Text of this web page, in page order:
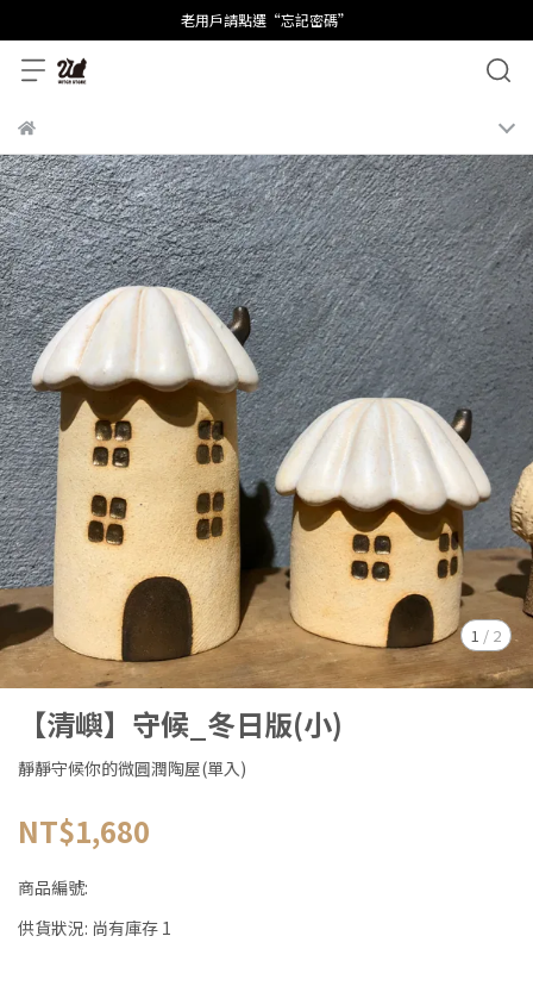
老用戶請點選“忘記密碼”
1 / 2
【清嶼】守候_冬日版(小)
靜靜守候你的微圓潤陶屋(單入)
NT$1,680
商品編號:
供貨狀況: 尚有庫存 1